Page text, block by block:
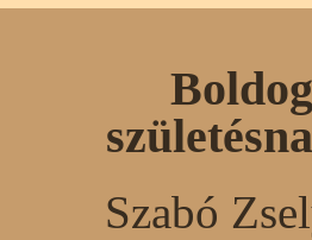
Boldog
Szabó